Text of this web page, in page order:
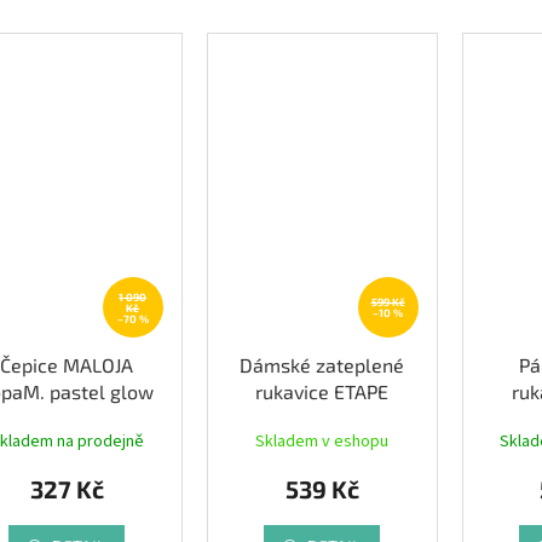
1 090
Kč
–70 %
Čepice MALOJA
pastel glow
na prodejně
327 Kč
599 Kč
–10 %
Dámské zateplené
rukavice ETAPE
černá/rainbow
Skladem v eshopu
539 Kč